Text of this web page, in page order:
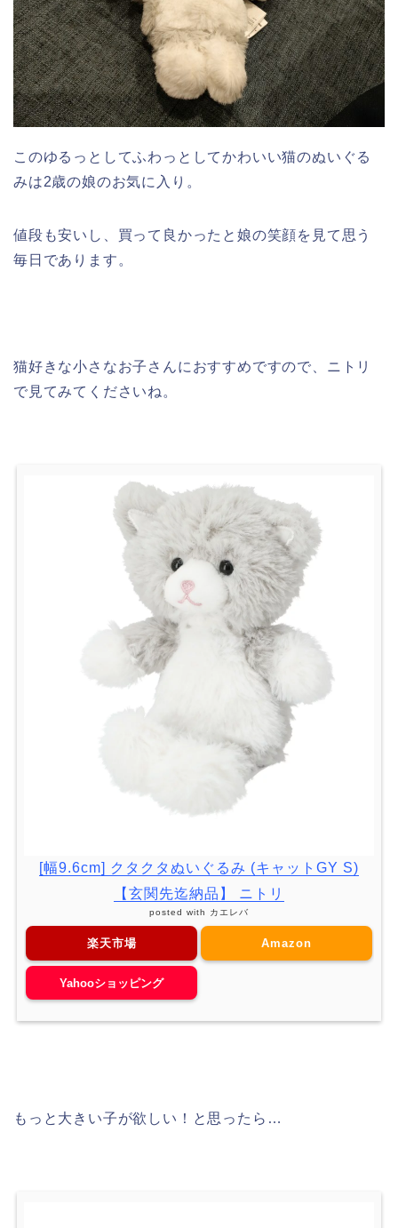
このゆるっとしてふわっとしてかわいい猫のぬいぐる
みは2歳の娘のお気に入り。
値段も安いし、買って良かったと娘の笑顔を見て思う
毎日であります。
猫好きな小さなお子さんにおすすめですので、ニトリ
で見てみてくださいね。
[幅9.6cm] クタクタぬいぐるみ (キャットGY S)
【玄関先迄納品】 ニトリ
posted with カエレバ
楽天市場 Amazon
Yahooショッピング
もっと大きい子が欲しい！と思ったら…